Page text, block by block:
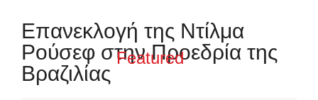
Eπανεκλογή της Ντίλμα
Ρούσεφ στην Προεδρία της
Βραζιλίας
Featured